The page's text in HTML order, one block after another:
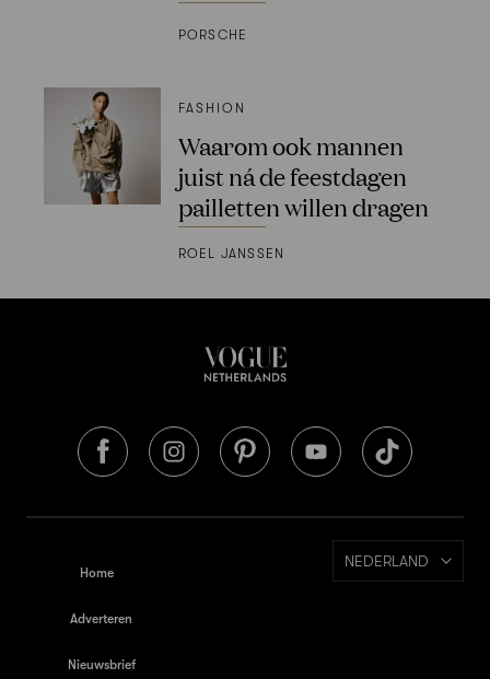
PORSCHE
FASHION
Waarom ook mannen
juist ná de feestdagen
pailletten willen dragen
ROEL JANSSEN
Home
Adverteren
Nieuwsbrief
NEDERLAND